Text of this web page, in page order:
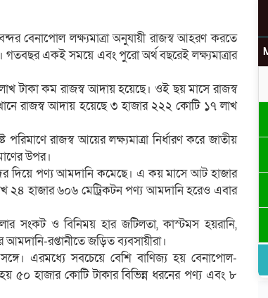
বেনাপোল লক্ষ্যমাত্রা অনুযায়ী রাজস্ব আহরণ করতে
গতবছর একই সময়ে এবং পুরো অর্থ বছরেই লক্ষ্যমাত্রার
টাকা কম রাজস্ব আদায় হয়েছে। ওই ছয় মাসে রাজস্ব
রাজস্ব আদায় হয়েছে ৩ হাজার ২২২ কোটি ১৭ লাখ
রাজস্ব আয়ের লক্ষ্যমাত্রা নির্ধারণ করে জাতীয়
উপর।
দিয়ে পণ্য আমদানি কমেছে। এ কয় মাসে আট হাজার
২৪ হাজার ৬০৬ মেট্রিকটন পণ্য আমদানি হরেও এবার
সংকট ও বিনিময় হার জটিলতা, কাস্টমস হয়রানি,
রপ্তানীতে জড়িত ব্যবসায়ীরা।
এরমধ্যে সবচেয়ে বেশি বাণিজ্য হয় বেনাপোল-
৫০ হাজার কোটি টাকার বিভিন্ন ধরনের পণ্য এবং ৮